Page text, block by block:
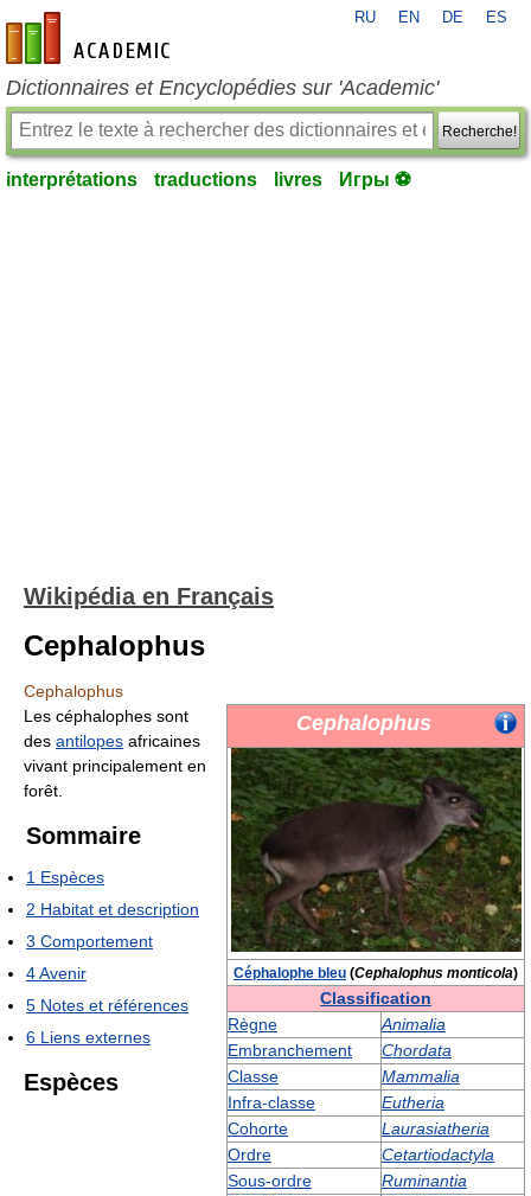
fr-academic.com
RU EN DE ES
Dictionnaires et Encyclopédies sur 'Academic'
Recherche!
interprétations traductions livres Игры ⚽
Wikipédia en Français
Cephalophus
Cephalophus
Cephalophus
Céphalophe bleu (Cephalophus monticola)
Classification
Règne
Animalia
Embranchement
Chordata
Classe
Mammalia
Infra-classe
Eutheria
Cohorte
Laurasiatheria
Ordre
Cetartiodactyla
Sous-ordre
Ruminantia
Les céphalophes sont
des antilopes africaines
vivant principalement en
forêt.
Sommaire
1 Espèces
2 Habitat et description
3 Comportement
4Avenir
5 Notes et références
6 Liens externes
Espèces